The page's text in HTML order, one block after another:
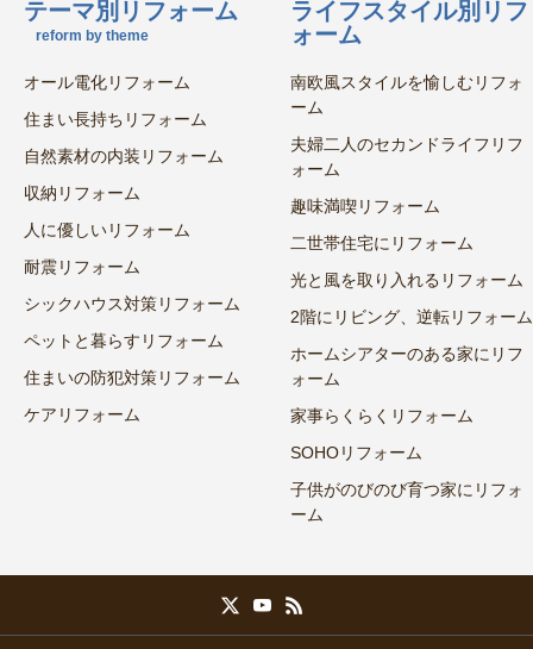
テーマ別リフォーム
reform by theme
オール電化リフォーム
住まい長持ちリフォーム
自然素材の内装リフォーム
収納リフォーム
人に優しいリフォーム
耐震リフォーム
シックハウス対策リフォーム
ペットと暮らすリフォーム
住まいの防犯対策リフォーム
ケアリフォーム
ライフスタイル別リフ
ォーム
南欧風スタイルを愉しむリフォ
ーム
夫婦二人のセカンドライフリフ
ォーム
趣味満喫リフォーム
二世帯住宅にリフォーム
光と風を取り入れるリフォーム
2階にリビング、逆転リフォーム
ホームシアターのある家にリフ
ォーム
家事らくらくリフォーム
SOHOリフォーム
子供がのびのび育つ家にリフォ
ーム